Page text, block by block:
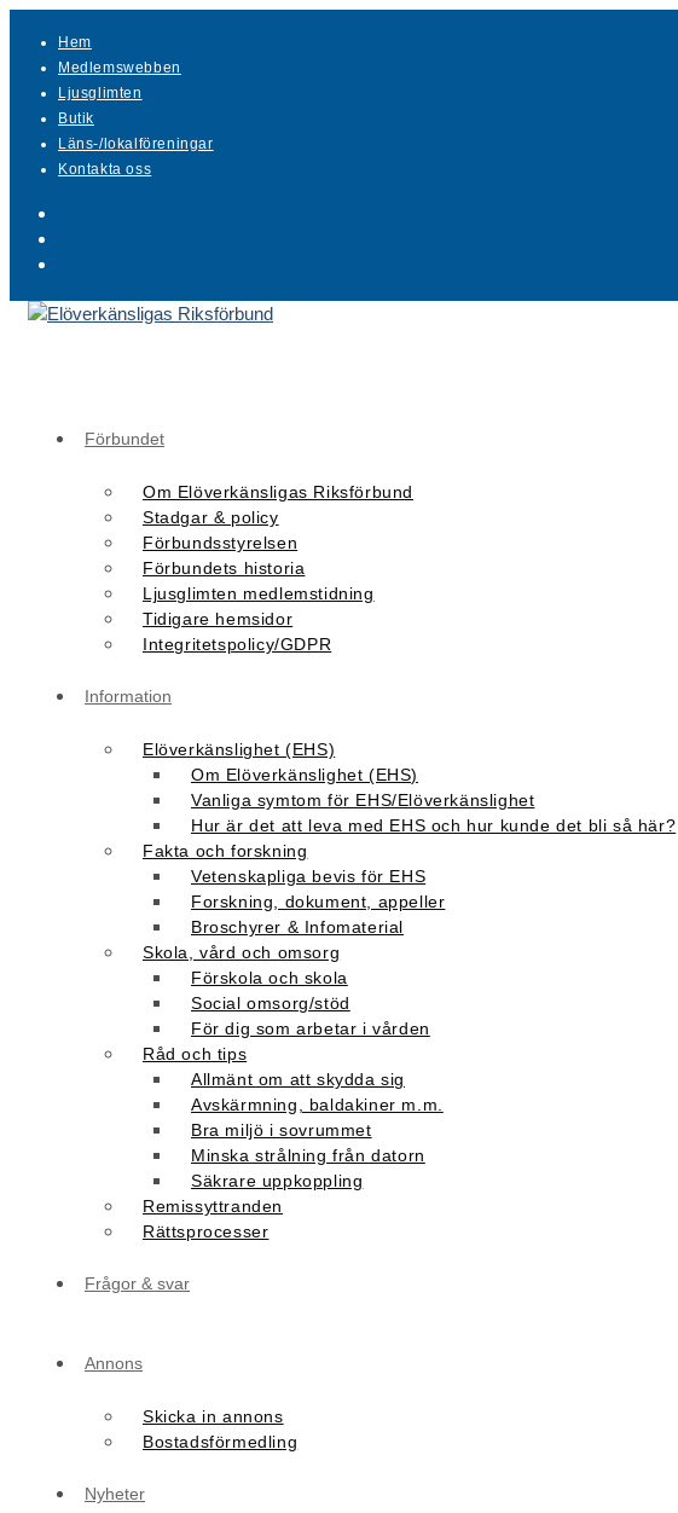
innehållet
Hem
Medlemswebben
Ljusglimten
Butik
Läns-/lokalföreningar
Kontakta oss
Förbundet
Om Elöverkänsligas Riksförbund
Stadgar & policy
Förbundsstyrelsen
Förbundets historia
Ljusglimten medlemstidning
Tidigare hemsidor
Integritetspolicy/GDPR
Information
Elöverkänslighet (EHS)
Om Elöverkänslighet (EHS)
Vanliga symtom för EHS/Elöverkänslighet
Hur är det att leva med EHS och hur kunde det bli så här?
Fakta och forskning
Vetenskapliga bevis för EHS
Forskning, dokument, appeller
Broschyrer & Infomaterial
Skola, vård och omsorg
Förskola och skola
Social omsorg/stöd
För dig som arbetar i vården
Råd och tips
Allmänt om att skydda sig
Avskärmning, baldakiner m.m.
Bra miljö i sovrummet
Minska strålning från datorn
Säkrare uppkoppling
Remissyttranden
Rättsprocesser
Frågor & svar
Annons
Skicka in annons
Bostadsförmedling
Nyheter